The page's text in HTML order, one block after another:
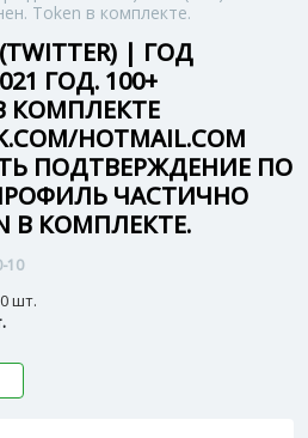
Token в комплекте.
| ГОД
ГОД. 100+
КОМПЛЕКТЕ
HOTMAIL.COM
ПОДТВЕРЖДЕНИЕ ПО
ЧАСТИЧНО
В КОМПЛЕКТЕ.
10
0 шт.